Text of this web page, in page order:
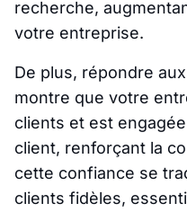
recherche,
votre entreprise.
De plus, répondre
montre que votre
clients et est
client, renforçant la
cette confiance se
clients fidèles,